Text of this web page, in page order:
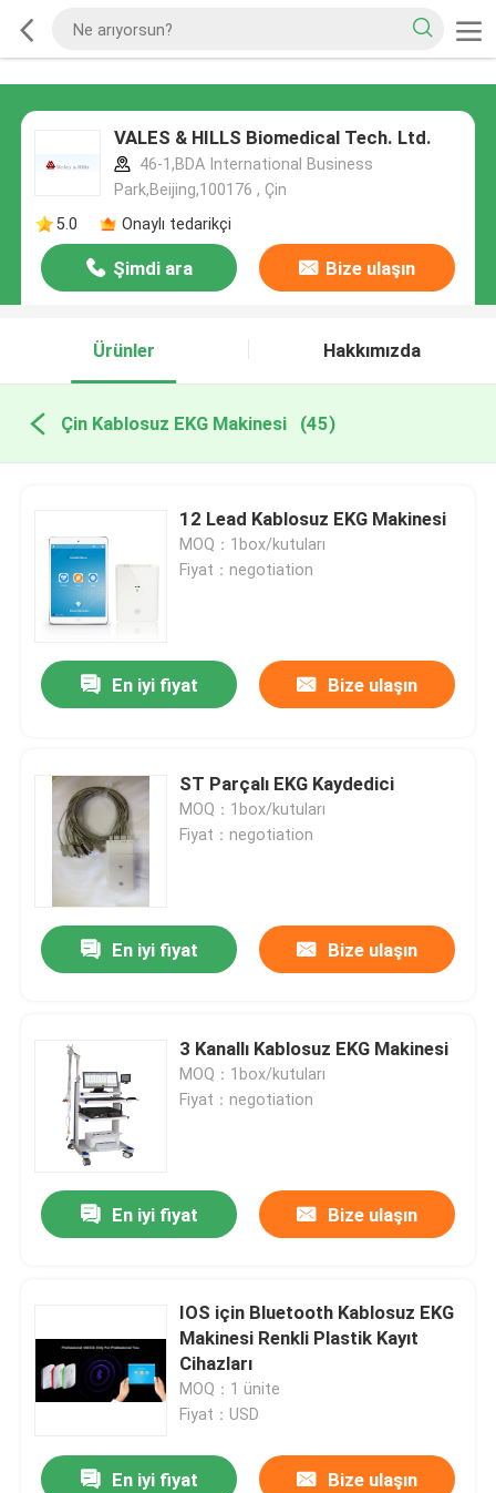
VALES & HILLS Biomedical Tech. Ltd.
46-1,BDA International Business
Park,Beijing,100176 , Çin
5.0
Onaylı tedarikçi
Şimdi ara Bize ulaşın
Ürünler Hakkımızda
Çin Kablosuz EKG Makinesi (45)
12 Lead Kablosuz EKG Makinesi
MOQ：1box/kutuları
Fiyat：negotiation
En iyi fiyat Bize ulaşın
ST Parçalı EKG Kaydedici
MOQ：1box/kutuları
Fiyat：negotiation
En iyi fiyat Bize ulaşın
3 Kanallı Kablosuz EKG Makinesi
MOQ：1box/kutuları
Fiyat：negotiation
En iyi fiyat Bize ulaşın
IOS için Bluetooth Kablosuz EKG
Makinesi Renkli Plastik Kayıt
Cihazları
MOQ：1 ünite
Fiyat：USD
En iyi fiyat Bize ulaşın